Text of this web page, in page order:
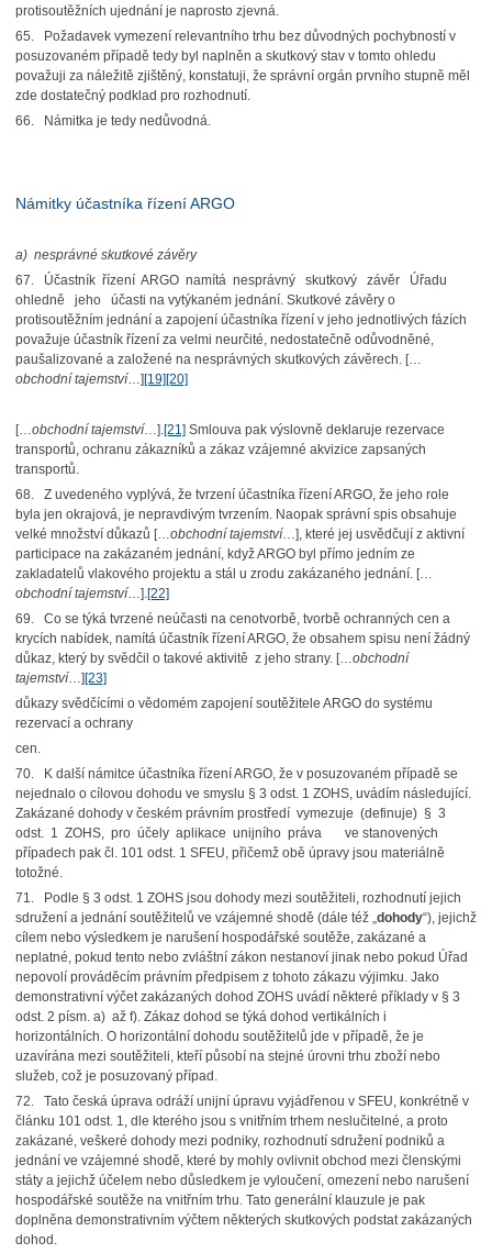
protisoutěžních ujednání je naprosto zjevná.
65. Požadavek vymezení relevantního trhu bez důvodných pochybností v
posuzovaném případě tedy byl naplněn a skutkový stav v tomto ohledu
považuji za náležitě zjištěný, konstatuji, že správní orgán prvního stupně měl
zde dostatečný podklad pro rozhodnutí.
66. Námitka je tedy nedůvodná.
Námitky účastníka řízení ARGO
a) nesprávné skutkové závěry
67. Účastník řízení ARGO namítá nesprávný skutkový závěr Úřadu
ohledně jeho účasti na vytýkaném jednání. Skutkové závěry o
protisoutěžním jednání a zapojení účastníka řízení v jeho jednotlivých fázích
považuje účastník řízení za velmi neurčité, nedostatečně odůvodněné,
paušalizované a založené na nesprávných skutkových závěrech. […
obchodní tajemství…] [19] [20]
[…obchodní tajemství…].[21] Smlouva pak výslovně deklaruje rezervace
transportů, ochranu zákazníků a zákaz vzájemné akvizice zapsaných
transportů.
68. Z uvedeného vyplývá, že tvrzení účastníka řízení ARGO, že jeho role
byla jen okrajová, je nepravdivým tvrzením. Naopak správní spis obsahuje
velké množství důkazů […obchodní tajemství…], které jej usvědčují z aktivní
participace na zakázaném jednání, když ARGO byl přímo jedním ze
zakladatelů vlakového projektu a stál u zrodu zakázaného jednání. […
obchodní tajemství…].[22]
69. Co se týká tvrzené neúčasti na cenotvorbě, tvorbě ochranných cen a
krycích nabídek, namítá účastník řízení ARGO, že obsahem spisu není žádný
důkaz, který by svědčil o takové aktivitě z jeho strany. […obchodní
tajemství…] [23]
důkazy svědčícími o vědomém zapojení soutěžitele ARGO do systému
rezervací a ochrany
cen.
70. K další námitce účastníka řízení ARGO, že v posuzovaném případě se
nejednalo o cílovou dohodu ve smyslu § 3 odst. 1 ZOHS, uvádím následující.
Zakázané dohody v českém právním prostředí vymezuje (definuje) § 3
odst. 1 ZOHS, pro účely aplikace unijního práva ve stanovených
případech pak čl. 101 odst. 1 SFEU, přičemž obě úpravy jsou materiálně
totožné.
71. Podle § 3 odst. 1 ZOHS jsou dohody mezi soutěžiteli, rozhodnutí jejich
sdružení a jednání soutěžitelů ve vzájemné shodě (dále též „dohody“), jejichž
cílem nebo výsledkem je narušení hospodářské soutěže, zakázané a
neplatné, pokud tento nebo zvláštní zákon nestanoví jinak nebo pokud Úřad
nepovolí prováděcím právním předpisem z tohoto zákazu výjimku. Jako
demonstrativní výčet zakázaných dohod ZOHS uvádí některé příklady v § 3
odst. 2 písm. a) až f). Zákaz dohod se týká dohod vertikálních i
horizontálních. O horizontální dohodu soutěžitelů jde v případě, že je
uzavírána mezi soutěžiteli, kteří působí na stejné úrovni trhu zboží nebo
služeb, což je posuzovaný případ.
72. Tato česká úprava odráží unijní úpravu vyjádřenou v SFEU, konkrétně v
článku 101 odst. 1, dle kterého jsou s vnitřním trhem neslučitelné, a proto
zakázané, veškeré dohody mezi podniky, rozhodnutí sdružení podniků a
jednání ve vzájemné shodě, které by mohly ovlivnit obchod mezi členskými
státy a jejichž účelem nebo důsledkem je vyloučení, omezení nebo narušení
hospodářské soutěže na vnitřním trhu. Tato generální klauzule je pak
doplněna demonstrativním výčtem některých skutkových podstat zakázaných
dohod.